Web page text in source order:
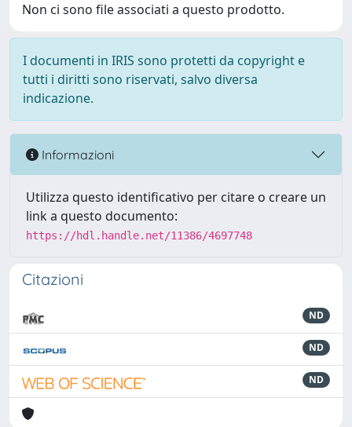
Non ci sono file associati a questo prodotto.
I documenti in IRIS sono protetti da copyright e
tutti i diritti sono riservati, salvo diversa
indicazione.
Informazioni
Utilizza questo identificativo per citare o creare un
link a questo documento:
https://hdl.handle.net/11386/4697748
Citazioni
ND
ND
ND